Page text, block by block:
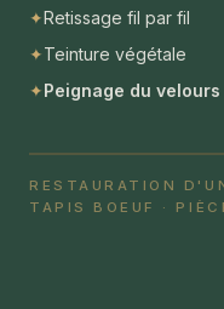
✦Retissage fil par fil
✦Teinture végétale
✦Peignage du velours
RESTAURATION
TAPIS BOEUF ·